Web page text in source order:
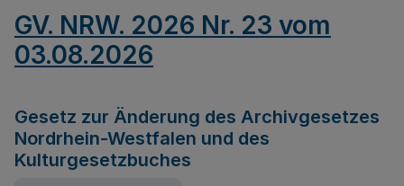
GV. NRW. 2026 Nr. 23 vom
03.08.2026
Gesetz zur Änderung des Archivgesetzes
Nordrhein-Westfalen und des
Kulturgesetzbuches